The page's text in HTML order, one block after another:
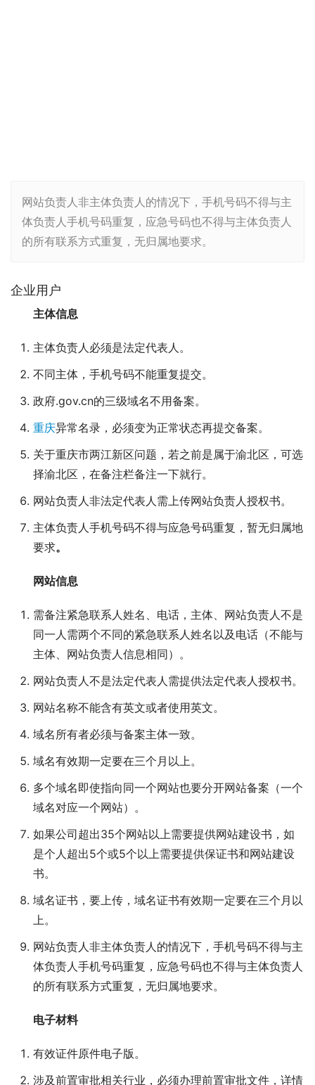
网站负责人非主体负责人的情况下，手机号码不得与主
体负责人手机号码重复，应急号码也不得与主体负责人
的所有联系方式重复，无归属地要求。
企业用户
主体信息
主体负责人必须是法定代表人。
不同主体，手机号码不能重复提交。
政府.gov.cn的三级域名不用备案。
重庆异常名录，必须变为正常状态再提交备案。
关于重庆市两江新区问题，若之前是属于渝北区，可选
择渝北区，在备注栏备注一下就行。
网站负责人非法定代表人需上传网站负责人授权书。
主体负责人手机号码不得与应急号码重复，暂无归属地
要求。
网站信息
需备注紧急联系人姓名、电话，主体、网站负责人不是
同一人需两个不同的紧急联系人姓名以及电话（不能与
主体、网站负责人信息相同）。
网站负责人不是法定代表人需提供法定代表人授权书。
网站名称不能含有英文或者使用英文。
域名所有者必须与备案主体一致。
域名有效期一定要在三个月以上。
多个域名即使指向同一个网站也要分开网站备案（一个
域名对应一个网站）。
如果公司超出35个网站以上需要提供网站建设书，如
是个人超出5个或5个以上需要提供保证书和网站建设
书。
域名证书，要上传，域名证书有效期一定要在三个月以
上。
网站负责人非主体负责人的情况下，手机号码不得与主
体负责人手机号码重复，应急号码也不得与主体负责人
的所有联系方式重复，无归属地要求。
电子材料
有效证件原件电子版。
涉及前置审批相关行业，必须办理前置审批文件，详情